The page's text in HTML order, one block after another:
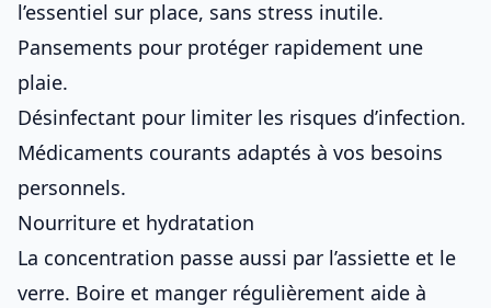
l’essentiel sur place, sans stress inutile.
Pansements pour protéger rapidement une
plaie.
Désinfectant pour limiter les risques d’infection.
Médicaments courants adaptés à vos besoins
personnels.
Nourriture et hydratation
La concentration passe aussi par l’assiette et le
verre. Boire et manger régulièrement aide à